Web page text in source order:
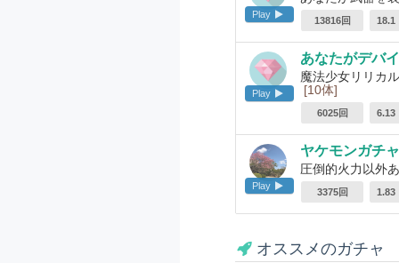
Play
13816回 18.1
Play
あなたがデバ
魔法少女リリカ
[10体]
6025回 6.13
Play
ヤケモンガチャ
圧倒的火力以外
3375回 1.83
オススメのガチャ